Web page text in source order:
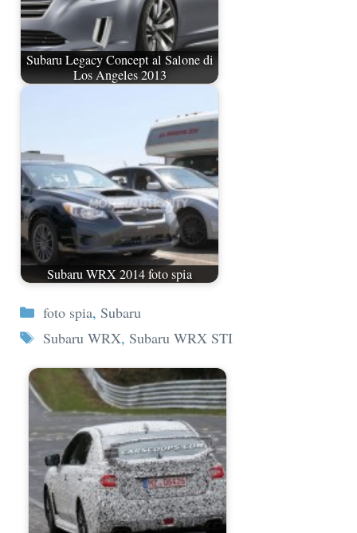
Subaru Legacy Concept al Salone di
Los Angeles 2013
Subaru WRX 2014 foto spia
Categorie
foto spia, Subaru
Tag
Subaru WRX, Subaru WRX STI